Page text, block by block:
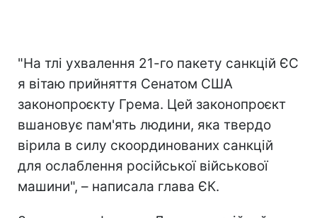
"На тлі ухвалення 21-го пакету санкцій ЄС
я вітаю прийняття Сенатом США
законопроєкту Грема. Цей законопроєкт
вшановує пам'ять людини, яка твердо
вірила в силу скоординованих санкцій
для ослаблення російської військової
машини", – написала глава ЄК.